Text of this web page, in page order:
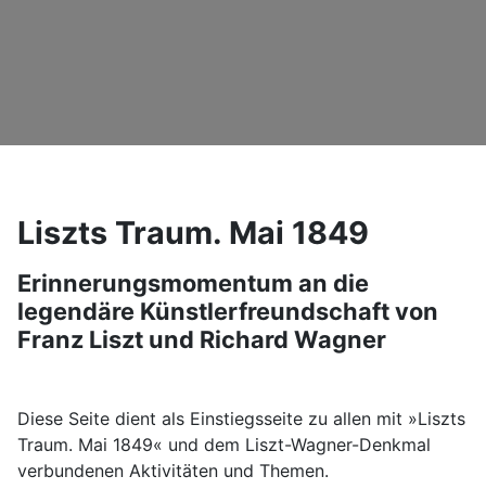
Liszts Traum. Mai 1849
Details
Erinnerungsmomentum an die
legendäre Künstlerfreundschaft von
Franz Liszt und Richard Wagner
Diese Seite dient als Einstiegsseite zu allen mit »Liszts
Traum. Mai 1849« und dem Liszt-Wagner-Denkmal
verbundenen Aktivitäten und Themen.